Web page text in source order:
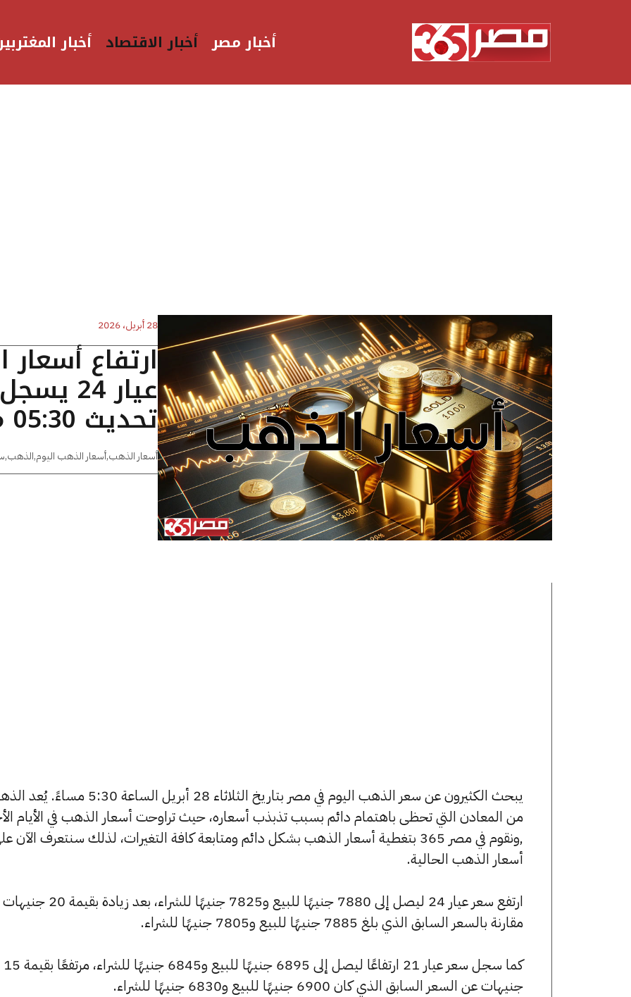
أخبار مصر أخبار الاقتصاد أخبار
28 أبريل، 2026
ارتفاع
تحديث 05:30 مساءًا
أسعار الذهب,أسعار الذهب اليوم,الذهب,
يبحث الكثيرون عن سعر الذهب اليوم في مصر بتاريخ الثلاثاء 28 أبريل الساعة 5:30
من المعادن التي تحظى باهتمام دائم بسبب تذبذب أسعاره، حيث تراوحت أسعار الذهب في الأيام
,ونقوم في مصر 365 بتغطية أسعار الذهب بشكل دائم ومتابعة كافة التغيرات، لذلك سنتعرف الآن
أسعار الذهب الحالية.
ارتفع سعر عيار 24 ليصل إلى 7880 جنيهًا للبيع و7825 جنيهًا للشراء، بعد زيادة بقيمة 20 جنيهات
مقارنة بالسعر السابق الذي بلغ 7885 جنيهًا للبيع و7805 جنيهًا للشراء.
كما سجل سعر عيار 21 ارتفاعًا ليصل إلى 6895 جنيهًا للبيع و6845 جنيهًا للشراء، مرتفعًا بقيمة 15
جنيهات عن السعر السابق الذي كان 6900 جنيهًا للبيع و6830 جنيهًا للشراء.